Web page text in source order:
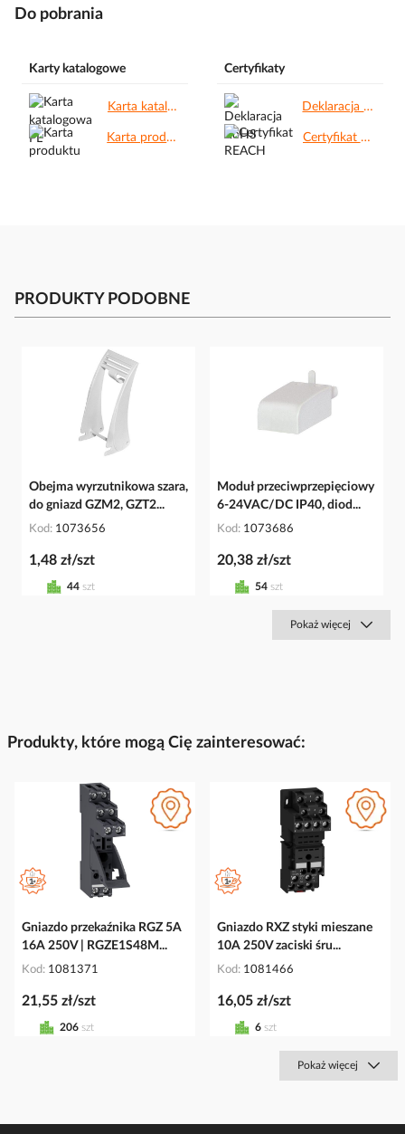
Do pobrania
Karty katalogowe
Karta katalogowa PL.pdf
Karta produktu.pdf
Certyfikaty
Deklaracja RoHS.pdf
Certyfikat REACH.pdf
PRODUKTY PODOBNE
Obejma wyrzutnikowa szara,
do gniazd GZM2, GZT2...
Kod 1073656
1,48 zł/szt
44 szt
Moduł przeciwprzepięciowy
6-24VAC/DC IP40, diod...
Kod 1073686
20,38 zł/szt
54 szt
Pokaż więcej
Produkty, które mogą Cię zainteresować:
Gniazdo przekaźnika RGZ 5A
16A 250V | RGZE1S48M...
Kod 1081371
21,55 zł/szt
206 szt
Gniazdo RXZ styki mieszane
10A 250V zaciski śru...
Kod 1081466
16,05 zł/szt
6 szt
Pokaż więcej